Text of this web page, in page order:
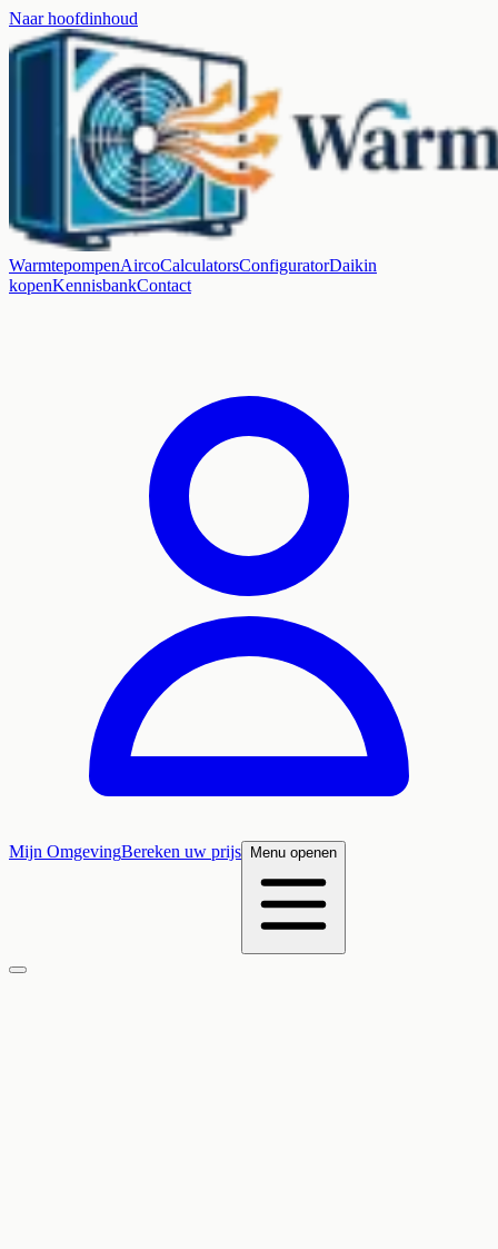
Naar hoofdinhoud
WarmtepompenAircoCalculatorsConfiguratorDaikin
kopenKennisbankContact
Mijn OmgevingBereken uw prijs Menu openen